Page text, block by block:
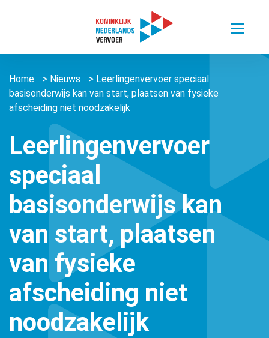
Toggle
van mobiliteit
reizen
belang van personenvervoer
Sectoren
Nederland
en Taxi
Vervoer
Mobility
stichtingen en verenigingen
Nieuws
Over ons
ons
us ǀ English
worden
Agenda
Kennisportaal
en Taxi
Vervoer
Contact
Home > Nieuws > Leerlingenvervoer speciaal
basisonderwijs kan van start, plaatsen van fysieke
afscheiding niet noodzakelijk
Leerlingenvervoer
speciaal
basisonderwijs kan
van start, plaatsen
van fysieke
afscheiding niet
noodzakelijk